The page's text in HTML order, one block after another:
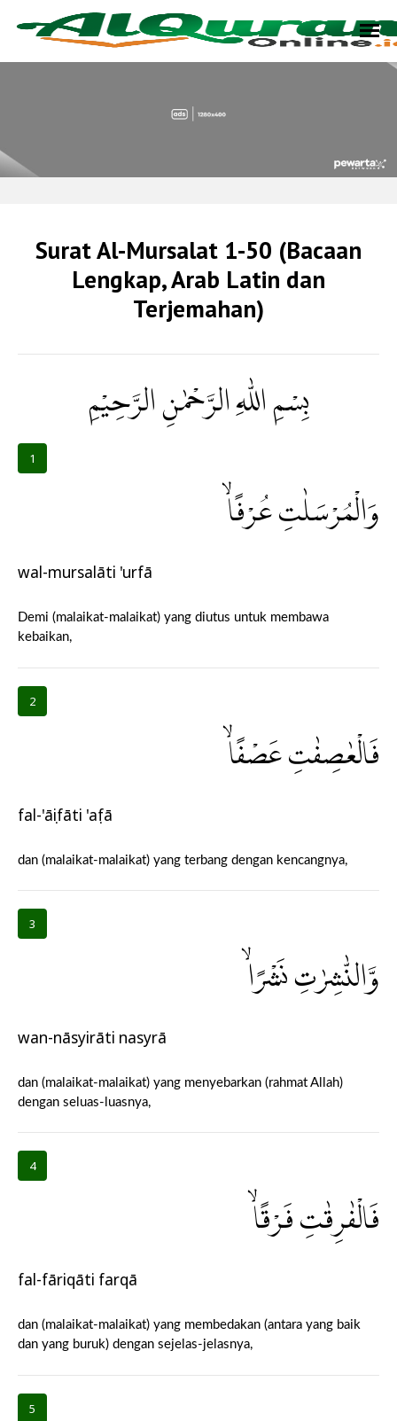
Surat Al-Mursalat 1-50 (Bacaan
Lengkap, Arab Latin dan
Terjemahan)
بِسْمِ اللّٰهِ الرَّحْمٰنِ الرَّحِيْمِ
1
وَالْمُرْسَلٰتِ عُرْفًاۙ
wal-mursalāti 'urfā
Demi (malaikat-malaikat) yang diutus untuk membawa
kebaikan,
2
فَالْعٰصِفٰتِ عَصْفًاۙ
fal-'āṣifāti 'aṣfā
dan (malaikat-malaikat) yang terbang dengan kencangnya,
3
وَّالنّٰشِرٰتِ نَشْرًاۙ
wan-nāsyirāti nasyrā
dan (malaikat-malaikat) yang menyebarkan (rahmat Allah)
dengan seluas-luasnya,
4
فَالْفٰرِقٰتِ فَرْقًاۙ
fal-fāriqāti farqā
dan (malaikat-malaikat) yang membedakan (antara yang baik
dan yang buruk) dengan sejelas-jelasnya,
5